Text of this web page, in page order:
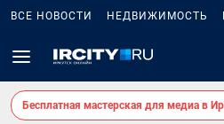
ВСЕ НОВОСТИ НЕДВИЖИМОСТЬ
Бесплатная мастерская для медиа в